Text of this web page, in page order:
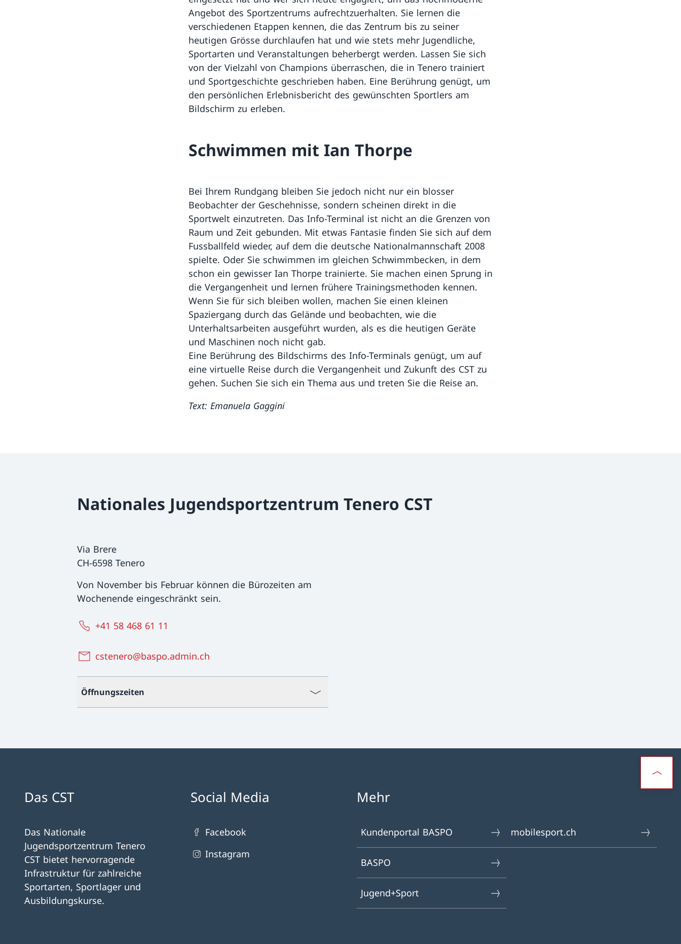
Angebot des Sportzentrums aufrechtzuerhalten. Sie lernen die
verschiedenen Etappen kennen, die das Zentrum bis zu seiner
heutigen Grösse durchlaufen hat und wie stets mehr Jugendliche,
Sportarten und Veranstaltungen beherbergt werden. Lassen Sie sich
von der Vielzahl von Champions überraschen, die in Tenero trainiert
und Sportgeschichte geschrieben haben. Eine Berührung genügt, um
den persönlichen Erlebnisbericht des gewünschten Sportlers am
Bildschirm zu erleben.
Schwimmen mit Ian Thorpe
Bei Ihrem Rundgang bleiben Sie jedoch nicht nur ein blosser
Beobachter der Geschehnisse, sondern scheinen direkt in die
Sportwelt einzutreten. Das Info-Terminal ist nicht an die Grenzen von
Raum und Zeit gebunden. Mit etwas Fantasie finden Sie sich auf dem
Fussballfeld wieder, auf dem die deutsche Nationalmannschaft 2008
spielte. Oder Sie schwimmen im gleichen Schwimmbecken, in dem
schon ein gewisser Ian Thorpe trainierte. Sie machen einen Sprung in
die Vergangenheit und lernen frühere Trainingsmethoden kennen.
Wenn Sie für sich bleiben wollen, machen Sie einen kleinen
Spaziergang durch das Gelände und beobachten, wie die
Unterhaltsarbeiten ausgeführt wurden, als es die heutigen Geräte
und Maschinen noch nicht gab.
Eine Berührung des Bildschirms des Info-Terminals genügt, um auf
eine virtuelle Reise durch die Vergangenheit und Zukunft des CST zu
gehen. Suchen Sie sich ein Thema aus und treten Sie die Reise an.
Text: Emanuela Gaggini
Nationales Jugendsportzentrum Tenero CST
Via Brere
CH-6598 Tenero
Von November bis Februar können die Bürozeiten am
Wochenende eingeschränkt sein.
+41 58 468 61 11
cstenero@baspo.admin.ch
Öffnungszeiten
Das CST
Das Nationale
Jugendsportzentrum Tenero
CST bietet hervorragende
Infrastruktur für zahlreiche
Sportarten, Sportlager und
Ausbildungskurse.
Social Media
Facebook
Instagram
Mehr
Kundenportal BASPO
BASPO
Jugend+Sport
mobilesport.ch